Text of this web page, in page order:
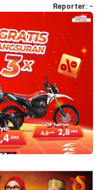
Reporter: -